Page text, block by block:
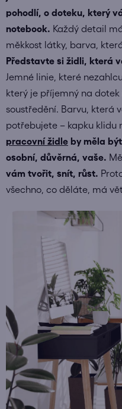
pohodlí, o doteku, který
notebook. Každý detail
měkkost látky, barva,
Představte si židli, která
Jemné linie, které
který je příjemný na
soustředění. Barvu, která
potřebujete – kapku klidu
pracovní židle by měla
osobní, důvěrná, vaše.
vám tvořit, snít, růst.
všechno, co děláte, má